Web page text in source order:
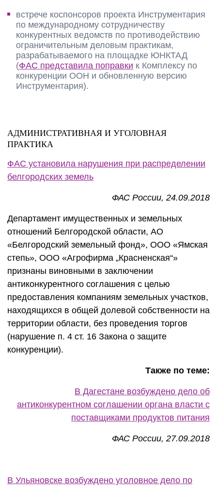
встрече коспонсоров проекта Инструментария
по международному сотрудничеству
конкурентных ведомств по противодействию
ограничительным деловым практикам,
разрабатываемого на площадке ЮНКТАД
(ФАС представила поправки к Комплексу по
конкуренции ООН и обновленную версию
Инструментария).
АДМИНИСТРАТИВНАЯ И УГОЛОВНАЯ
ПРАКТИКА
ФАС установила нарушения при распределении
белгородских земель
ФАС России, 24.09.2018
Департамент имущественных и земельных
отношений Белгородской области, АО
«Белгородский земельный фонд», ООО «Ямская
степь», ООО «Агрофирма „Красненская“»
признаны виновными в заключении
антиконкурентного соглашения с целью
предоставления компаниям земельных участков,
находящихся в общей долевой собственности на
территории области, без проведения торгов
(нарушение п. 4 ст. 16 Закона о защите
конкуренции).
Также по теме:
В Дагестане возбуждено дело об
антиконкурентном соглашении органа власти с
поставщиками продуктов питания
ФАС России, 27.09.2018
В Ульяновске возбуждено уголовное дело по